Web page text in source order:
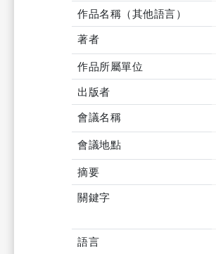
作品名稱（其他語言）
著者
作品所屬單位
出版者
會議名稱
會議地點
摘要
關鍵字
語言